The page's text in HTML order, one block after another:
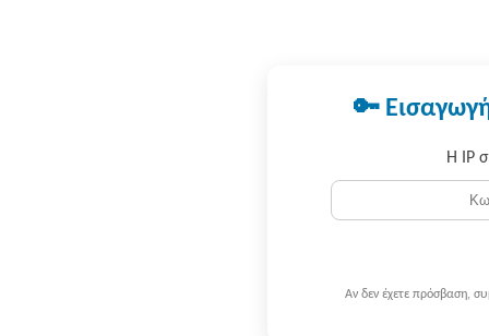
🔑
Η IP
Αν δεν έχετε πρόσβαση,